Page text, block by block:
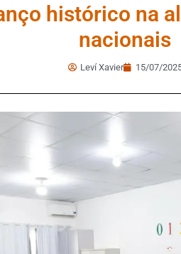
histórico na
nacionais
Leví Xavier 15/07/